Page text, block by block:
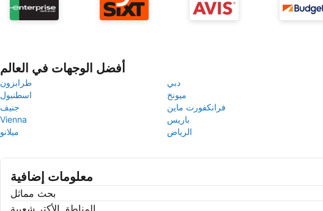
أفضل الوجهات في العالم
طرابزون
دبي
اسطنبول
ميونخ
جنيف
فرانكفورت ماين
Vienna
باريس
ميلانو
الرياض
معلومات إضافية
بحث مماثل
المناطق الأكتر شعبية